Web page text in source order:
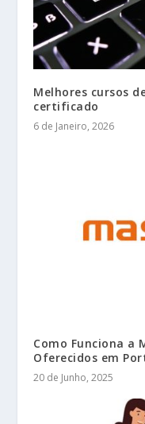
Melhores cursos
certificado
6 de Janeiro, 2026
Como Funciona a
Oferecidos em
20 de Junho, 2025